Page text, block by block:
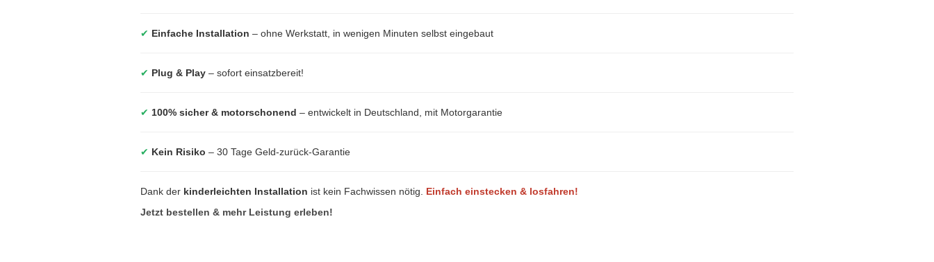
✔ Einfache Installation – ohne Werkstatt, in wenigen Minuten selbst eingebaut
✔ Plug & Play – sofort einsatzbereit!
✔ 100% sicher & motorschonend – entwickelt in Deutschland, mit Motorgarantie
✔ Kein Risiko – 30 Tage Geld-zurück-Garantie
Dank der kinderleichten Installation ist kein Fachwissen nötig. Einfach einstecken & losfahren!
Jetzt bestellen & mehr Leistung erleben!